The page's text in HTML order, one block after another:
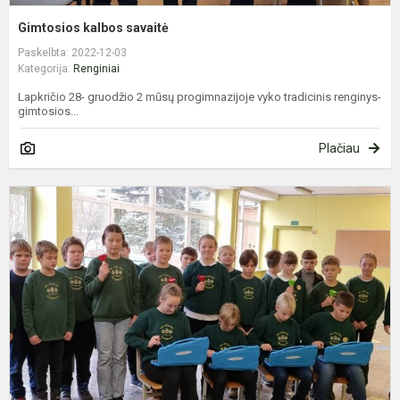
Gimtosios kalbos savaitė
Paskelbta: 2022-12-03
Kategorija: Renginiai
Lapkričio 28- gruodžio 2 mūsų progimnazijoje vyko tradicinis renginys-
gimtosios...
Plačiau